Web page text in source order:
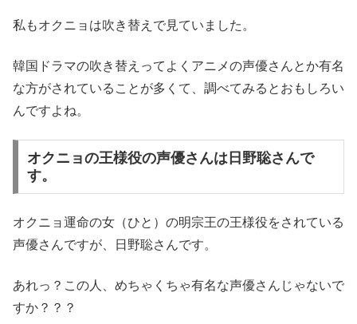
私もオクニョは吹き替えで見ていました。
韓国ドラマの吹き替えってよくアニメの声優さんとか有名
な方がされていることが多くて、調べてみるとおもしろい
んですよね。
オクニョの王様役の声優さんは日野聡さんで
す。
オクニョ運命の女（ひと）の明宗王の王様役をされている
声優さんですが、日野聡さんです。
あれっ？この人、めちゃくちゃ有名な声優さんじゃないで
すか？？？